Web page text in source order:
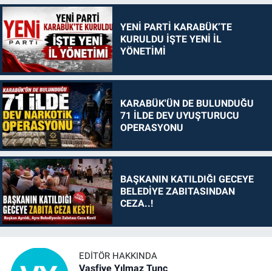
YENİ PARTİ KARABÜK’TE
KURULDU İŞTE YENİ İL
YÖNETİMİ
KARABÜK'ÜN DE BULUNDUĞU
71 İLDE DEV UYUŞTURUCU
OPERASYONU
BAŞKANIN KATILDIĞI GECEYE
BELEDİYE ZABITASINDAN
CEZA..!
EDITÖR HAKKINDA
Vasfiye Yılmaz Tunç